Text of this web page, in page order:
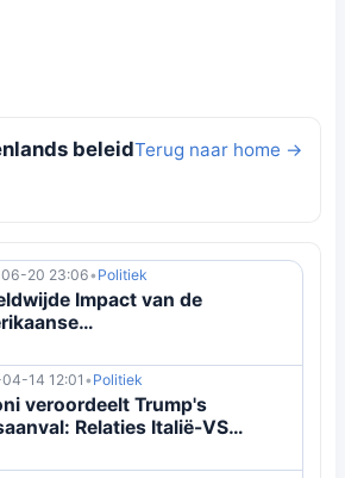
beleidTerug naar home →
20 23:06• Politiek
Impact van de
in Buitenlands en
Beleid
14 12:01• Politiek
veroordeelt Trump's
Relaties Italië-VS